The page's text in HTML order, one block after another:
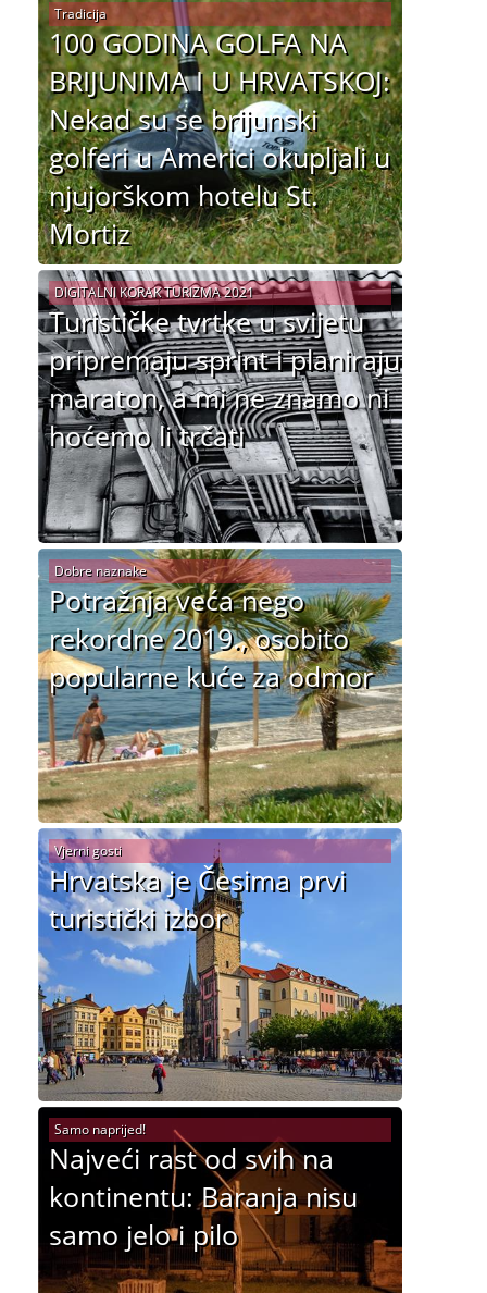
100 GODINA GOLFA NA
BRIJUNIMA I U HRVATSKOJ:
Nekad su se brijunski
golferi u Americi okupljali u
njujorškom hotelu St.
Mortiz
Tradicija
Turističke tvrtke u svijetu
pripremaju sprint i planiraju
maraton, a mi ne znamo ni
hoćemo li trčati
DIGITALNI KORAK TURIZMA 2021
Potražnja veća nego
rekordne 2019., osobito
popularne kuće za odmor
Dobre naznake
Hrvatska je Česima prvi
turistički izbor
Vjerni gosti
Najveći rast od svih na
kontinentu: Baranja nisu
samo jelo i pilo
Samo naprijed!